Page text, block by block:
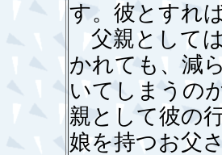
す。彼とすれ
父親として
かれても、減
いてしまうの
親として彼の
娘を持つお父